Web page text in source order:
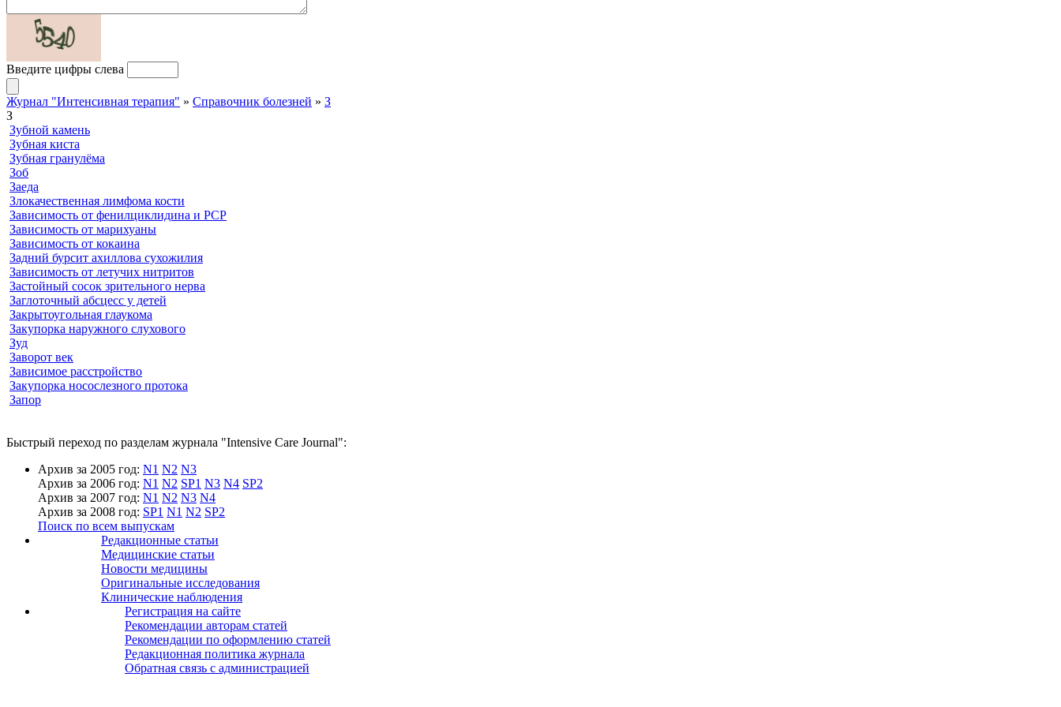
Введите цифры слева
Журнал "Интенсивная терапия" » Справочник болезней » З
З
Зубной камень
Зубная киста
Зубная гранулёма
Зоб
Заеда
Злокачественная лимфома кости
Зависимость от фенилциклидина и РСР
Зависимость от марихуаны
Зависимость от кокаина
Задний бурсит ахиллова сухожилия
Зависимость от летучих нитритов
Застойный сосок зрительного нерва
Заглоточный абсцесс у детей
Закрытоугольная глаукома
Закупорка наружного слухового
Зуд
Заворот век
Зависимое расстройство
Закупорка носослезного протока
Запор
Быстрый переход по разделам журнала "Intensive Care Journal":
Архив за 2005 год: N1 N2 N3
Архив за 2006 год: N1 N2 SP1 N3 N4 SP2
Архив за 2007 год: N1 N2 N3 N4
Архив за 2008 год: SP1 N1 N2 SP2
Поиск по всем выпускам
Редакционные статьи
Медицинские статьи
Новости медицины
Оригинальные исследования
Клинические наблюдения
Регистрация на сайте
Рекомендации авторам статей
Рекомендации по оформлению статей
Редакционная политика журнала
Обратная связь с администрацией